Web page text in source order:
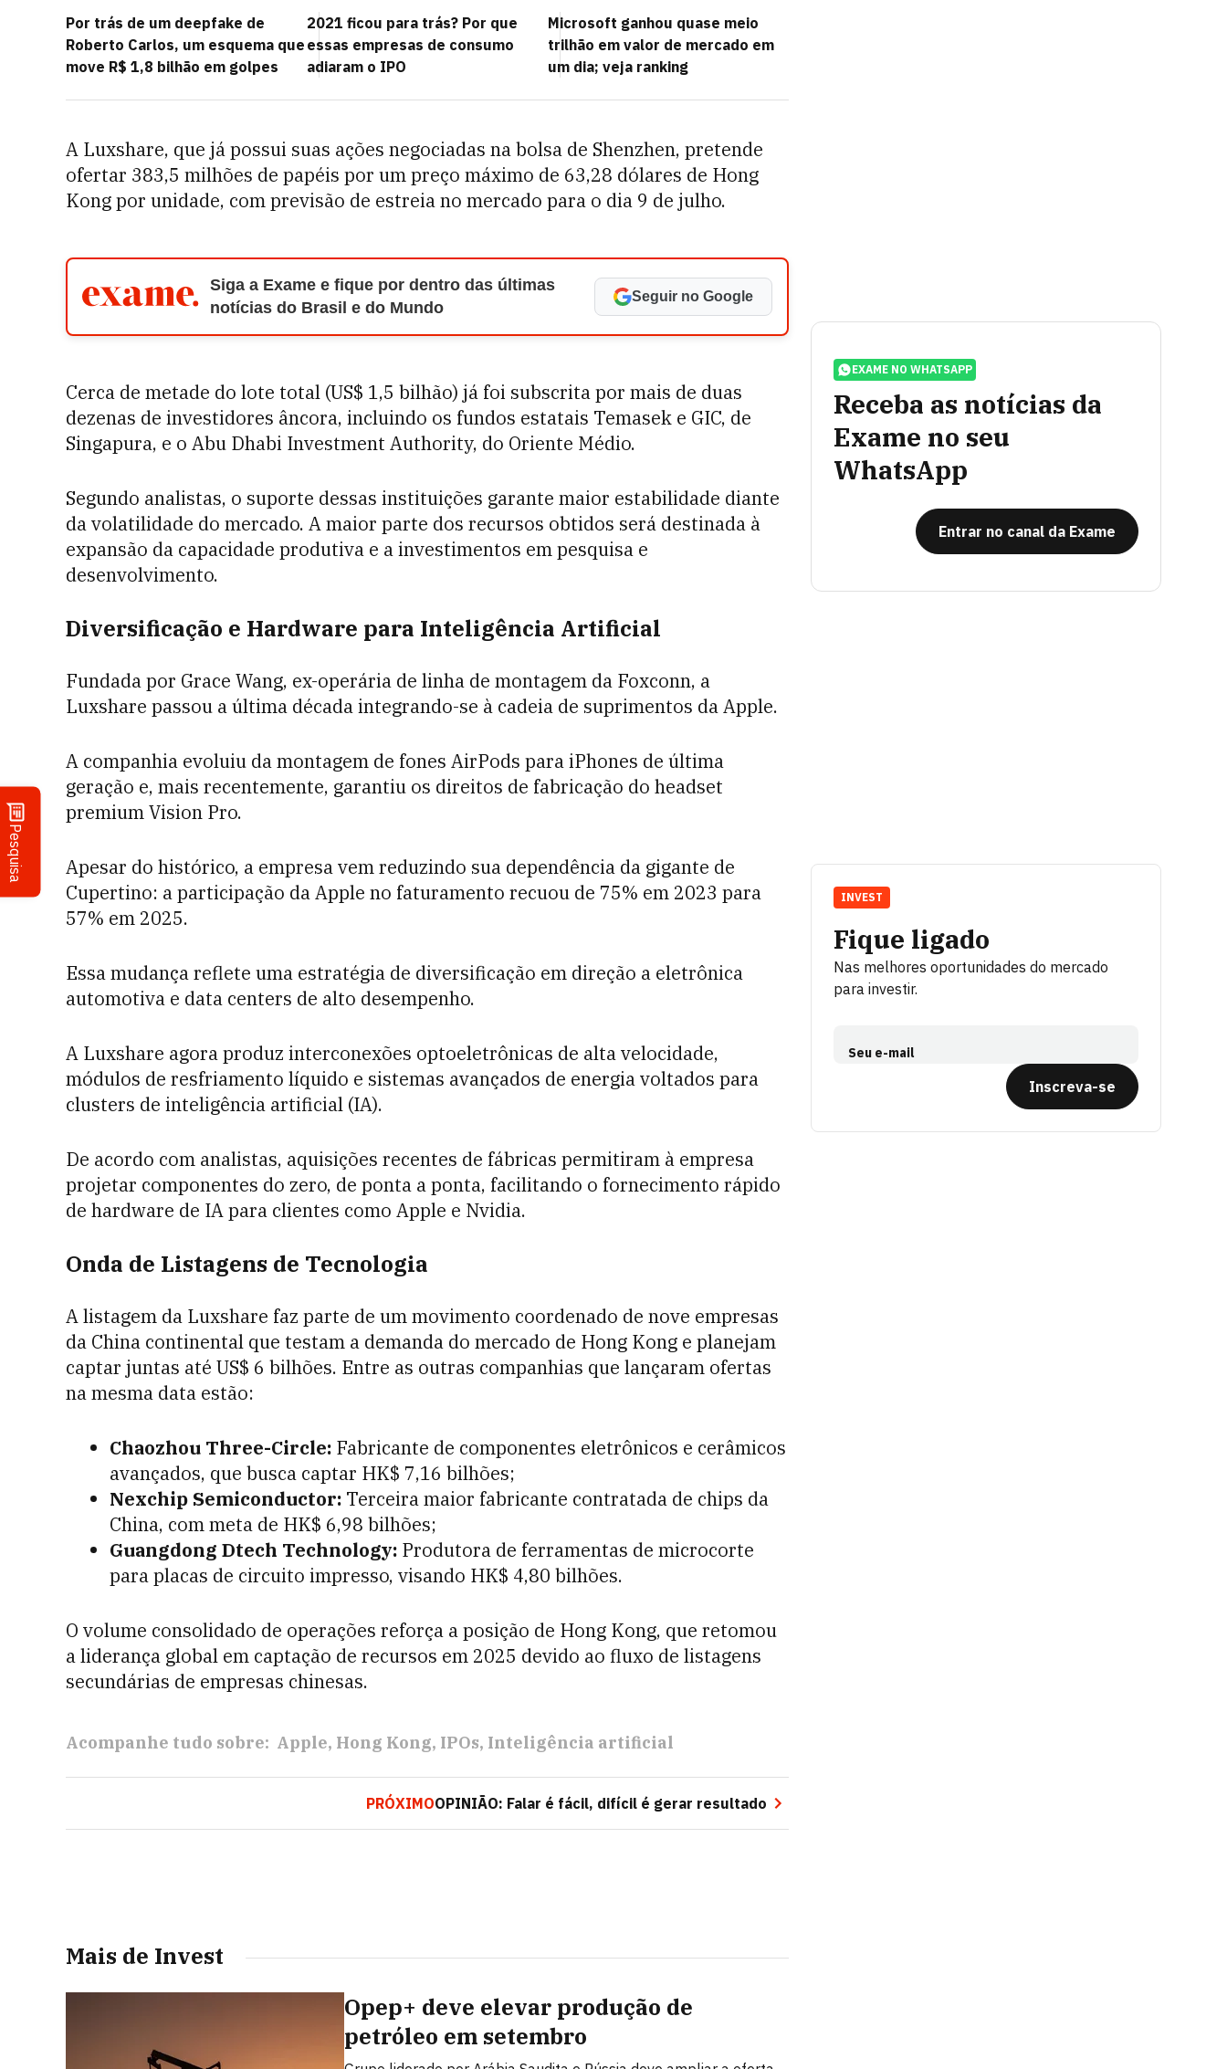
Pesquisa
Por trás de um deepfake de
Roberto Carlos, um esquema que
move R$ 1,8 bilhão em golpes
2021 ficou para trás? Por que
essas empresas de consumo
adiaram o IPO
Microsoft ganhou quase meio
trilhão em valor de mercado em
um dia; veja ranking
A Luxshare, que já possui suas ações negociadas na bolsa de Shenzhen, pretende
ofertar 383,5 milhões de papéis por um preço máximo de 63,28 dólares de Hong
Kong por unidade, com previsão de estreia no mercado para o dia 9 de julho.
Siga a Exame e fique por dentro das últimas
notícias do Brasil e do Mundo
Seguir no Google
Cerca de metade do lote total (US$ 1,5 bilhão) já foi subscrita por mais de duas
dezenas de investidores âncora, incluindo os fundos estatais Temasek e GIC, de
Singapura, e o Abu Dhabi Investment Authority, do Oriente Médio.
Segundo analistas, o suporte dessas instituições garante maior estabilidade diante
da volatilidade do mercado. A maior parte dos recursos obtidos será destinada à
expansão da capacidade produtiva e a investimentos em pesquisa e
desenvolvimento.
Diversificação e Hardware para Inteligência Artificial
Fundada por Grace Wang, ex-operária de linha de montagem da Foxconn, a
Luxshare passou a última década integrando-se à cadeia de suprimentos da Apple.
A companhia evoluiu da montagem de fones AirPods para iPhones de última
geração e, mais recentemente, garantiu os direitos de fabricação do headset
premium Vision Pro.
Apesar do histórico, a empresa vem reduzindo sua dependência da gigante de
Cupertino: a participação da Apple no faturamento recuou de 75% em 2023 para
57% em 2025.
Essa mudança reflete uma estratégia de diversificação em direção a eletrônica
automotiva e data centers de alto desempenho.
A Luxshare agora produz interconexões optoeletrônicas de alta velocidade,
módulos de resfriamento líquido e sistemas avançados de energia voltados para
clusters de inteligência artificial (IA).
De acordo com analistas, aquisições recentes de fábricas permitiram à empresa
projetar componentes do zero, de ponta a ponta, facilitando o fornecimento rápido
de hardware de IA para clientes como Apple e Nvidia.
Onda de Listagens de Tecnologia
A listagem da Luxshare faz parte de um movimento coordenado de nove empresas
da China continental que testam a demanda do mercado de Hong Kong e planejam
captar juntas até US$ 6 bilhões. Entre as outras companhias que lançaram ofertas
na mesma data estão:
Chaozhou Three-Circle: Fabricante de componentes eletrônicos e cerâmicos
avançados, que busca captar HK$ 7,16 bilhões;
Nexchip Semiconductor: Terceira maior fabricante contratada de chips da
China, com meta de HK$ 6,98 bilhões;
Guangdong Dtech Technology: Produtora de ferramentas de microcorte
para placas de circuito impresso, visando HK$ 4,80 bilhões.
O volume consolidado de operações reforça a posição de Hong Kong, que retomou
a liderança global em captação de recursos em 2025 devido ao fluxo de listagens
secundárias de empresas chinesas.
Acompanhe tudo sobre: Apple Hong Kong IPOs Inteligência artificial
PRÓXIMOOPINIÃO: Falar é fácil, difícil é gerar resultado
Mais de Invest
Opep+ deve elevar produção de
petróleo em setembro
EXAME NO WHATSAPP
Receba as notícias da
Exame no seu
WhatsApp
Entrar no canal da Exame
Fique ligado
Nas melhores oportunidades do mercado
para investir.
Seu e-mail
Inscreva-se
INVEST